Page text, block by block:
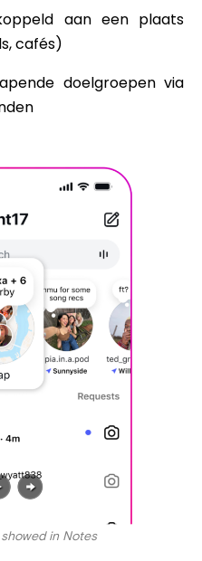
aan een plaats
cafés)
doelgroepen via
in Notes